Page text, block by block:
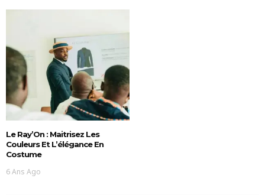
Le Ray’On : Maitrisez Les
Couleurs Et L’élégance En
Costume
6 Ans Ago